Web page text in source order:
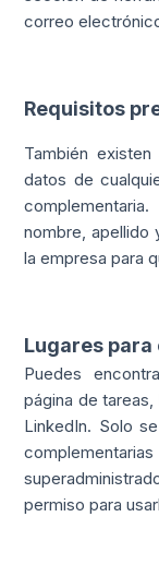
correo
Requisitos
También
datos de
nombre, apellido
la empresa para
Lugares
Puedes
página de
LinkedIn. Solo
permiso para